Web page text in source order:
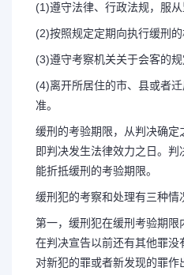
(1)遵守法律、行政法规，服
(2)按照规定定期向执行缓刑
(3)遵守考察机关关于会客的规
(4)离开所居住的市、县或者
准。
缓刑的考验期限，从判决确定
即判决发生法律效力之日。
能折抵缓刑的考验期限。
缓刑犯的考察和处理有三种情
第一，缓刑犯在缓刑考验期
在判决宣告以前还有其他罪没
对新犯的罪或者新发现的罪作
长